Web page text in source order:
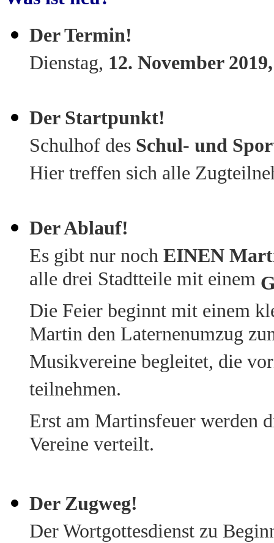
Der Termin!
Dienstag, 12. November
Der Startpunkt!
Schulhof des Schul- und
Hier treffen sich alle
Der Ablauf!
Es gibt nur noch EINEN
alle drei Stadtteile mit einem
Die Feier beginnt mit einem
Martin den Laternenumzug
Musikvereine begleitet, die
teilnehmen.
Erst am Martinsfeuer werden
Vereine verteilt.
Der Zugweg!
Der Wortgottesdienst zu